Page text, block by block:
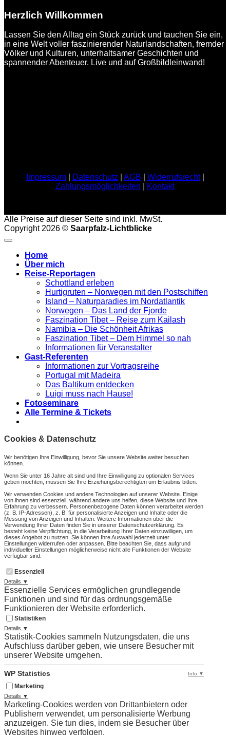
Herzlich Willkommen
Lassen Sie den Alltag ein Stück zurück und tauchen Sie ein,
in eine Welt voller faszinierender Naturlandschaften, fremder
Völker und Kulturen, unterhaltsamer Geschichten und
spannender Abenteuer. Live und auf Großbildleinwand!
Impressum| Datenschutz AGB Widerrufsrecht|
Zahlungsmöglichkeiten
Kontakt
Alle Preise auf dieser Seite sind inkl. MwSt.
Copyright 2026 © Saarpfalz-Lichtblicke
Home
Über mich
Reise-Reportagen
Schottland erleben
Hurtigruten – Norwegen mit den Postschiffen
Island – Naturparadies im Nordatlantik
Norwegen – Das Land der Fjorde
Faszination Tibet – Reise zum Kailash
Namibia – Die Schönheit Afrikas
Faszination Tibet – Dem Himmel so nah
Informationen für Veranstalter
Gast-Referenten
Informationen zur Vortragsreihe
Portugal mit Madeira
Das Baltikum entdecken
Luigi muss nach Hause!
Fotoseminare
Alle Termine & Tickets
Cookies & Datenschutz
Wir benötigen Ihre Einwilligung, bevor Sie unsere Website weiter besuchen
können.
Wenn Sie unter 16 Jahre alt sind und Ihre Einwilligung zu optionalen Services
geben möchten, müssen Sie Ihre Erziehungsberechtigten um Erlaubnis bitten.
Wir verwenden Cookies und andere Technologien auf unserer Website. Einige
von ihnen sind essenziell, während andere uns helfen, diese Website und Ihre
Erfahrung zu verbessern. Personenbezogene Daten können verarbeitet werden
(z. B. IP-Adressen), z. B. für personalisierte Anzeigen und Inhalte oder die
Messung von Anzeigen und Inhalten. Weitere Informationen über die
Verwendung Ihrer Daten finden Sie in unserer Datenschutzerklärung. Es
besteht keine Verpflichtung, in die Verarbeitung Ihrer Daten einzuwilligen, um
dieses Angebot zu nutzen. Sie können Ihre Auswahl jederzeit unter
Einstellungen widerrufen oder anpassen. Bitte beachten Sie, dass aufgrund
individueller Einstellungen möglicherweise nicht alle Funktionen der Website
verfügbar sind.
Essenziell
Details ▼
Essenzielle Services ermöglichen grundlegende
Funktionen und sind für das ordnungsgemäße
Funktionieren der Website erforderlich.
Statistiken
Details ▼
Statistik-Cookies sammeln Nutzungsdaten, die uns
Aufschluss darüber geben, wie unsere Besucher mit
unserer Website umgehen.
WP Statistics Info ▼
Marketing
Details ▼
Marketing-Cookies werden von Drittanbietern oder
Publishern verwendet, um personalisierte Werbung
anzuzeigen. Sie tun dies, indem sie Besucher über
Websites hinweg verfolgen.